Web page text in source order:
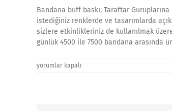
Bandana buff baskı, Taraftar
istediğiniz renklerde ve tasarımlarda
sizlere etkinlikleriniz de kullanılmak
günlük 4500 ile 7500 bandana arasında
Buff,
Boyunluk
yorumlar kapalı